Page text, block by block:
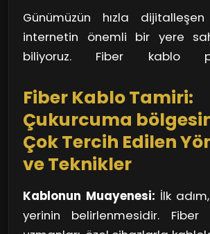
karşılaştığımız durumlardan
sorunlarla başa çıkmak için
tamir servisi bulmalıyız.
servisi seçmek, daha büyük
açabiliyor. Uzman
müşteri memnuniyetini öncelik
servisler, sorunun kaynağını
etkili bir çözüm sunar. Ayrıca,
malzemeler kullanarak
gerçekleştirirler.
Günümüzün hızla dijitalleşen
internetin önemli bir yere
biliyoruz. Fiber kablo
servisle bu zorlukların
Unutmayın, internet
yaşamınızı etkileyebilir, bu
servislerini tercih etmekte
Fiber Kablo Tamiri:
Çukurcuma
Çok Tercih Edilen
ve Teknikler
Kablonun Muayenesi: İlk
yerinin belirlenmesidir.